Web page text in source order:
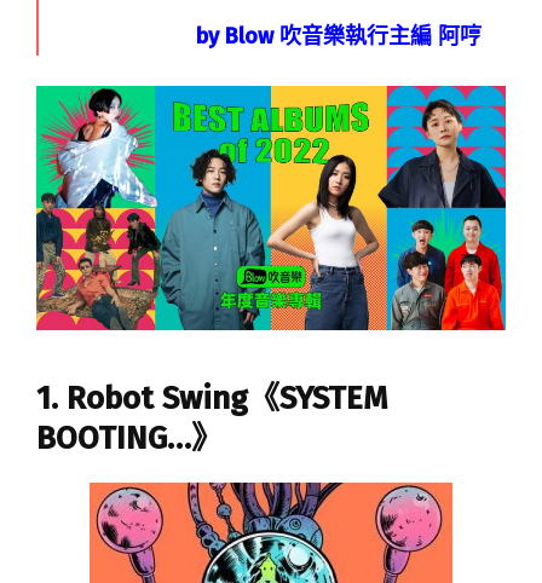
by Blow 吹音樂執行主編 阿哼
1. Robot Swing《SYSTEM
BOOTING…》